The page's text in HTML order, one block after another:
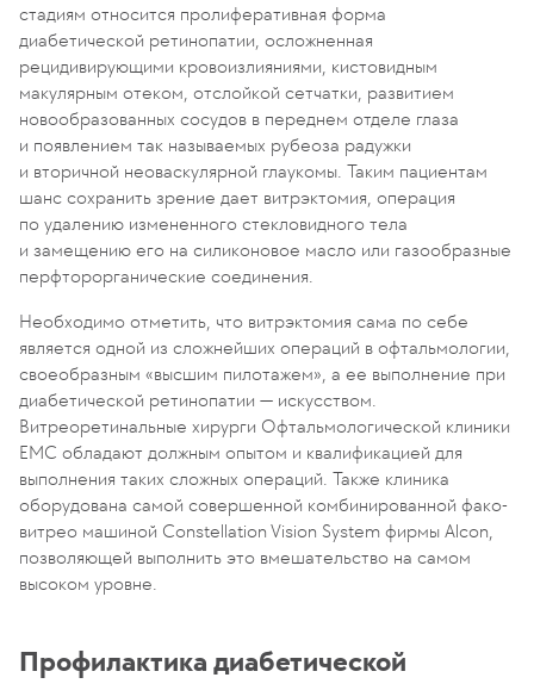
стадиям относится пролиферативная форма
диабетической ретинопатии, осложненная
рецидивирующими кровоизлияниями, кистовидным
макулярным отеком, отслойкой сетчатки, развитием
новообразованных сосудов в переднем отделе глаза
и появлением так называемых рубеоза радужки
и вторичной неоваскулярной глаукомы. Таким пациентам
шанс сохранить зрение дает витрэктомия, операция
по удалению измененного стекловидного тела
и замещению его на силиконовое масло или газообразные
перфторорганические соединения.
Необходимо отметить, что витрэктомия сама по себе
является одной из сложнейших операций в офтальмологии,
своеобразным «высшим пилотажем», а ее выполнение при
диабетической ретинопатии — искусством.
Витреоретинальные хирурги Офтальмологической клиники
ЕМС обладают должным опытом и квалификацией для
выполнения таких сложных операций. Также клиника
оборудована самой совершенной комбинированной фако-
витрео машиной Constellation Vision System фирмы Alcon,
позволяющей выполнить это вмешательство на самом
высоком уровне.
Профилактика диабетической